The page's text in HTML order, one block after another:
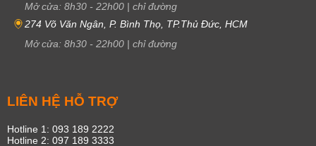
Mở cửa: 8h30 - 22h00 | chỉ đường
274 Võ Văn Ngân, P. Bình Thọ, TP.Thủ Đức, HCM
Mở cửa: 8h30 - 22h00 | chỉ đường
LIÊN HỆ HỖ TRỢ
Hotline 1: 093 189 2222
Hotline 2: 097 189 3333